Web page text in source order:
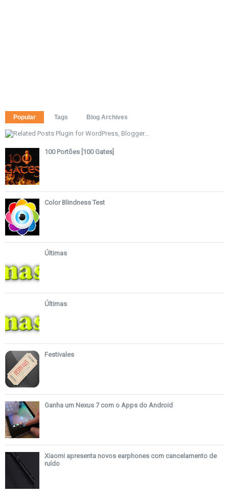
Popular Tags Blog Archives
100 Portões [100 Gates]
Color Blindness Test
Últimas
Últimas
Festivales
Ganha um Nexus 7 com o Apps do Android
Xiaomi apresenta novos earphones com cancelamento de
ruído